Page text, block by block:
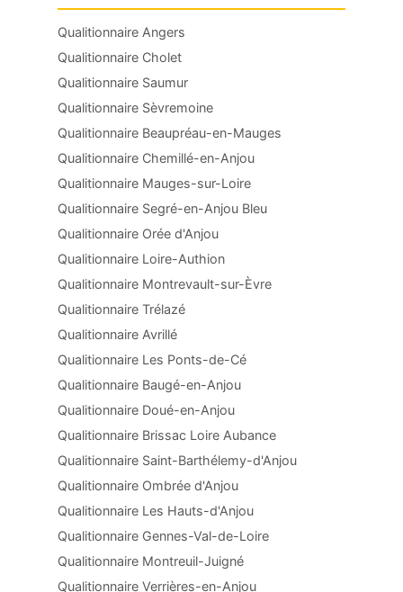
Qualitionnaire Angers
Qualitionnaire Cholet
Qualitionnaire Saumur
Qualitionnaire Sèvremoine
Qualitionnaire Beaupréau-en-Mauges
Qualitionnaire Chemillé-en-Anjou
Qualitionnaire Mauges-sur-Loire
Qualitionnaire Segré-en-Anjou Bleu
Qualitionnaire Orée d'Anjou
Qualitionnaire Loire-Authion
Qualitionnaire Montrevault-sur-Èvre
Qualitionnaire Trélazé
Qualitionnaire Avrillé
Qualitionnaire Les Ponts-de-Cé
Qualitionnaire Baugé-en-Anjou
Qualitionnaire Doué-en-Anjou
Qualitionnaire Brissac Loire Aubance
Qualitionnaire Saint-Barthélemy-d'Anjou
Qualitionnaire Ombrée d'Anjou
Qualitionnaire Les Hauts-d'Anjou
Qualitionnaire Gennes-Val-de-Loire
Qualitionnaire Montreuil-Juigné
Qualitionnaire Verrières-en-Anjou